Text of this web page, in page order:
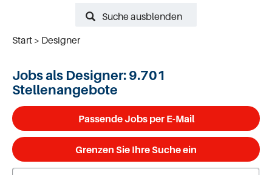
Suche ausblenden
Start
Designer
Jobs als Designer:9.701
Stellenangebote
Passende Jobs per E-Mail
Grenzen Sie Ihre Suche ein